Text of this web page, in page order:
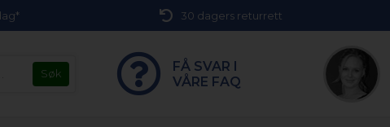
30 dagers returrett
FÅ SVAR I
VÅRE FAQ